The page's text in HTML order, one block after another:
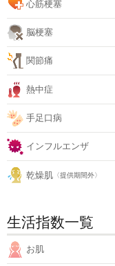
心筋梗塞
脳梗塞
関節痛
熱中症
手足口病
インフルエンザ
乾燥肌 〈提供期間外〉
生活指数一覧
お肌